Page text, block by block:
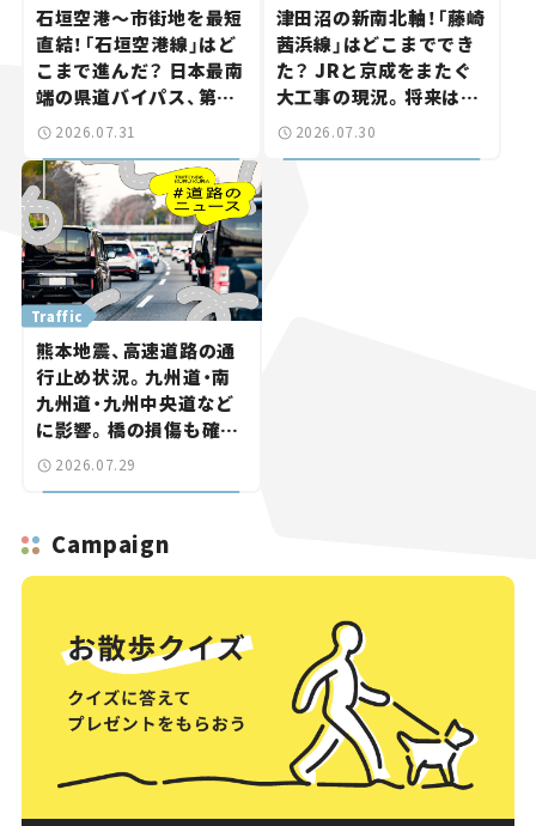
石垣空港～市街地を最短
直結！「石垣空港線」はど
こまで進んだ？ 日本最南
端の県道バイパス、第2
工区も延伸開通 【いま気
2026.07.31
津田沼の新南北軸！「藤崎
茜浜線」はどこまででき
た？ JRと京成をまたぐ
大工事の現況。将来は
「習志野～鎌ケ谷」を最短
2026.07.30
Traffic
熊本地震、高速道路の通
行止め状況。九州道・南
九州道・九州中央道など
に影響。橋の損傷も確認
【道路のニュース】
2026.07.29
Campaign